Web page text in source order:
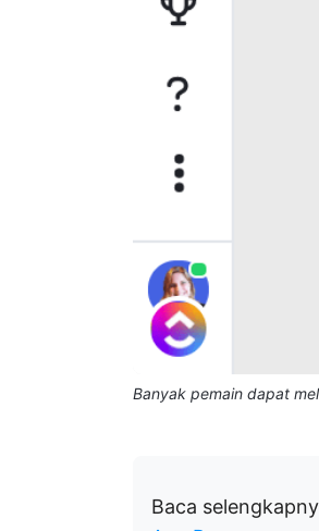
Banyak pemain dapat
Baca